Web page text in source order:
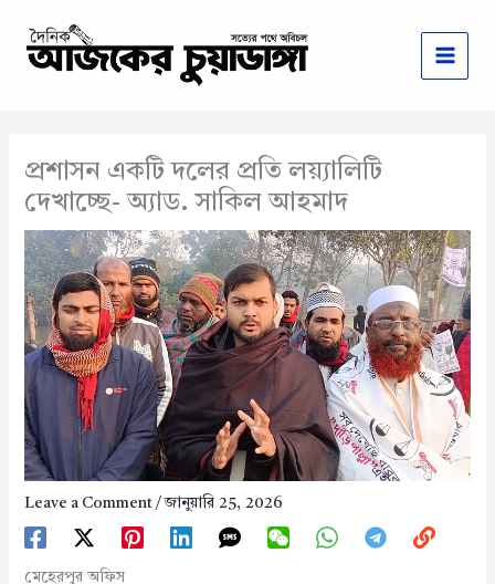
content
প্রশাসন একটি দলের প্রতি লয়্যালিটি
দেখাচ্ছে- অ্যাড. সাকিল আহমাদ
Leave a Comment /জানুয়ারি 25, 2026
মেহেরপুর অফিস